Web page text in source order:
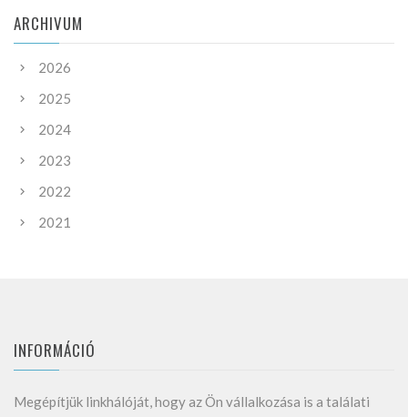
ARCHIVUM
2026
2025
2024
2023
2022
2021
INFORMÁCIÓ
Megépítjük linkhálóját, hogy az Ön vállalkozása is a találati